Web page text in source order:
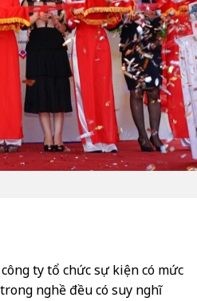
ty tổ chức sự kiện có mức
nghề đều có suy nghĩ